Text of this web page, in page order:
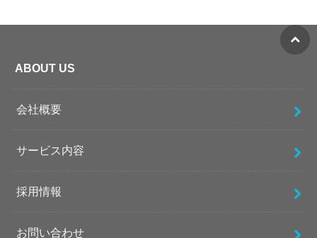
ABOUT US
会社概要
サービス内容
採用情報
お問い合わせ